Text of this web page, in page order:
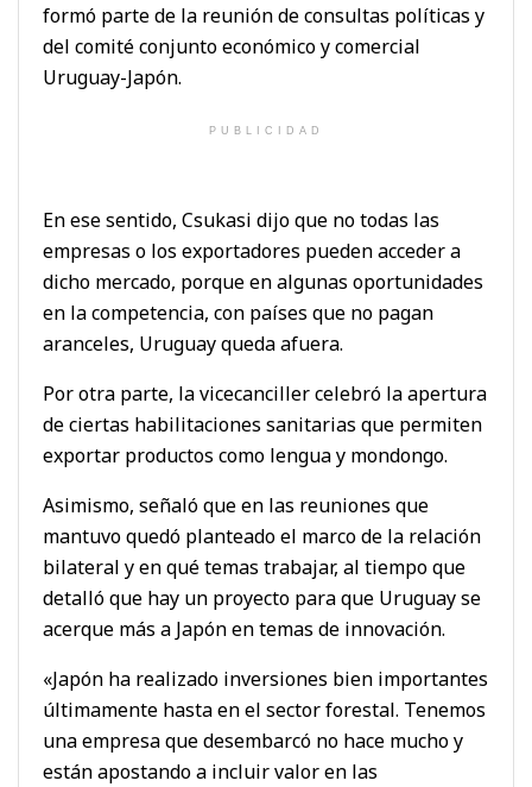
formó parte de la reunión de consultas políticas y
del comité conjunto económico y comercial
Uruguay-Japón.
PUBLICIDAD
En ese sentido, Csukasi dijo que no todas las
empresas o los exportadores pueden acceder a
dicho mercado, porque en algunas oportunidades
en la competencia, con países que no pagan
aranceles, Uruguay queda afuera.
Por otra parte, la vicecanciller celebró la apertura
de ciertas habilitaciones sanitarias que permiten
exportar productos como lengua y mondongo.
Asimismo, señaló que en las reuniones que
mantuvo quedó planteado el marco de la relación
bilateral y en qué temas trabajar, al tiempo que
detalló que hay un proyecto para que Uruguay se
acerque más a Japón en temas de innovación.
«Japón ha realizado inversiones bien importantes
últimamente hasta en el sector forestal. Tenemos
una empresa que desembarcó no hace mucho y
están apostando a incluir valor en las